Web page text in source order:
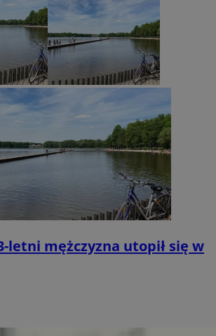
letni mężczyzna utopił się w